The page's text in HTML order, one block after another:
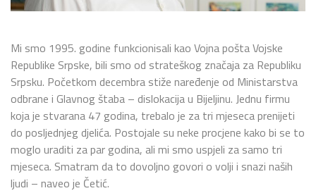
Mi smo 1995. godine funkcionisali kao Vojna pošta Vojske
Republike Srpske, bili smo od strateškog značaja za Republiku
Srpsku. Početkom decembra stiže naređenje od Ministarstva
odbrane i Glavnog štaba – dislokacija u Bijeljinu. Jednu firmu
koja je stvarana 47 godina, trebalo je za tri mjeseca prenijeti
do posljednjeg djelića. Postojale su neke procjene kako bi se to
moglo uraditi za par godina, ali mi smo uspjeli za samo tri
mjeseca. Smatram da to dovoljno govori o volji i snazi naših
ljudi – naveo je Četić.